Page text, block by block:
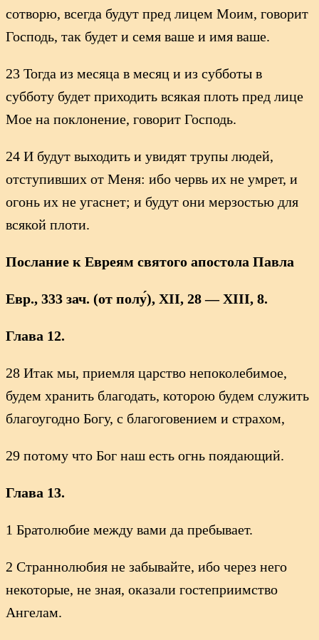
сотворю, всегда будут пред лицем Моим, говорит
Господь, так будет и семя ваше и имя ваше.
23 Тогда из месяца в месяц и из субботы в
субботу будет приходить всякая плоть пред лице
Мое на поклонение, говорит Господь.
24 И будут выходить и увидят трупы людей,
отступивших от Меня: ибо червь их не умрет, и
огонь их не угаснет; и будут они мерзостью для
всякой плоти.
Послание к Евреям святого апостола Павла
Евр., 333 зач. (от полу́), XII, 28 — XIII, 8.
Глава 12.
28 Итак мы, приемля царство непоколебимое,
будем хранить благодать, которою будем служить
благоугодно Богу, с благоговением и страхом,
29 потому что Бог наш есть огнь поядающий.
Глава 13.
1 Братолюбие между вами да пребывает.
2 Страннолюбия не забывайте, ибо через него
некоторые, не зная, оказали гостеприимство
Ангелам.